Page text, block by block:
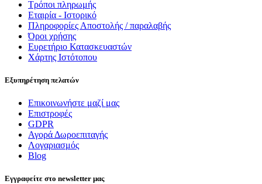
Τρόποι πληρωμής
Εταιρία - Ιστορικό
Πληροφορίες Αποστολής / παραλαβής
Όροι χρήσης
Ευρετήριο Κατασκευαστών
Χάρτης Ιστότοπου
Εξυπηρέτηση πελατών
Επικοινωνήστε μαζί μας
Επιστροφές
GDPR
Αγορά Δωροεπιταγής
Λογαριασμός
Blog
Εγγραφείτε στο newsletter μας